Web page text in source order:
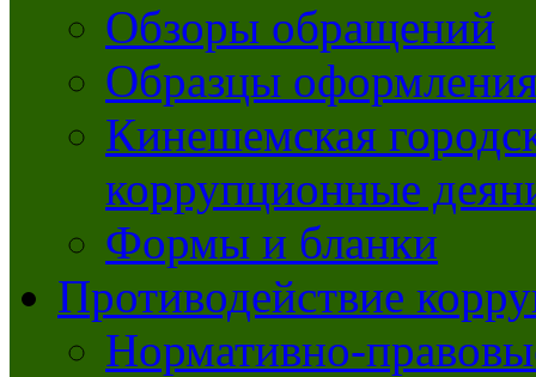
Обзоры обращений
Образцы
Кинешемская
коррупционные
Формы и бланки
Противодействие
Нормативно-